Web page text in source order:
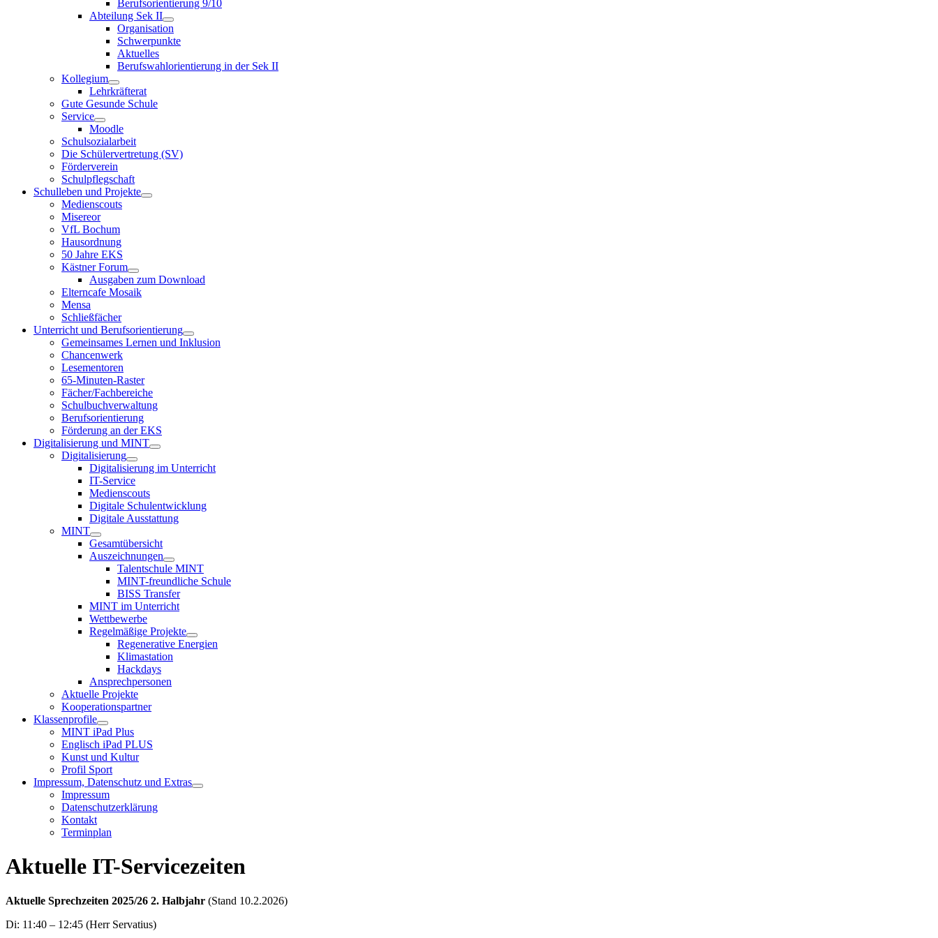
Berufsorientierung 9/10
Abteilung Sek II
Organisation
Schwerpunkte
Aktuelles
Berufswahlorientierung in der Sek II
Kollegium
Lehrkräfterat
Gute Gesunde Schule
Service
Moodle
Schulsozialarbeit
Die Schülervertretung (SV)
Förderverein
Schulpflegschaft
Schulleben und Projekte
Medienscouts
Misereor
VfL Bochum
Hausordnung
50 Jahre EKS
Kästner Forum
Ausgaben zum Download
Elterncafe Mosaik
Mensa
Schließfächer
Unterricht und Berufsorientierung
Gemeinsames Lernen und Inklusion
Chancenwerk
Lesementoren
65-Minuten-Raster
Fächer/Fachbereiche
Schulbuchverwaltung
Berufsorientierung
Förderung an der EKS
Digitalisierung und MINT
Digitalisierung
Digitalisierung im Unterricht
IT-Service
Medienscouts
Digitale Schulentwicklung
Digitale Ausstattung
MINT
Gesamtübersicht
Auszeichnungen
Talentschule MINT
MINT-freundliche Schule
BISS Transfer
MINT im Unterricht
Wettbewerbe
Regelmäßige Projekte
Regenerative Energien
Klimastation
Hackdays
Ansprechpersonen
Aktuelle Projekte
Kooperationspartner
Klassenprofile
MINT iPad Plus
Englisch iPad PLUS
Kunst und Kultur
Profil Sport
Impressum, Datenschutz und Extras
Impressum
Datenschutzerklärung
Kontakt
Terminplan
Aktuelle IT-Servicezeiten
Aktuelle Sprechzeiten 2025/26 2. Halbjahr (Stand 10.2.2026)
Di: 11:40 – 12:45 (Herr Servatius)